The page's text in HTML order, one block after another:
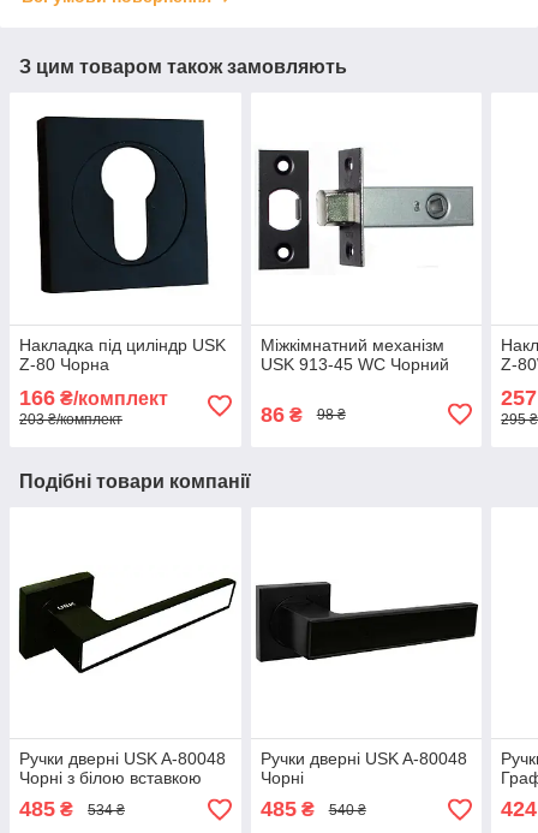
З цим товаром також замовляють
Накладка під циліндр USK
Z-80 Чорна
166 ₴/комплект
203 ₴/комплект
Міжкімнатний механізм
USK 913-45 WC Чорний
86₴ 98 ₴
Z-
257
295
Подібні товари компанії
Ручки дверні USK A-80048
Чорні з білою вставкою
485 ₴ 534 ₴
Ручки дверні USK A-80048
Чорні
485₴ 540 ₴ 424